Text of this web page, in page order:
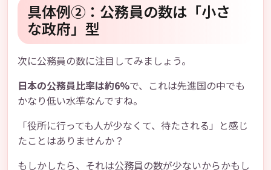
具体例②：公務員の数は「小さ
な政府」型
次に公務員の数に注目してみましょう。
日本の公務員比率は約6%で、これは先進国の中でも
かなり低い水準なんですね。
「役所に行っても人が少なくて、待たされる」と感じ
たことはありませんか？
もしかしたら、それは公務員の数が少ないからかもし